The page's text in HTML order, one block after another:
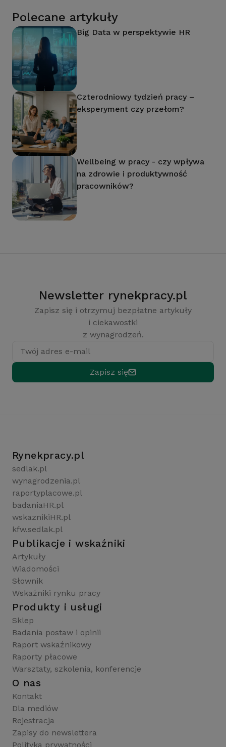
Polecane artykuły
Big Data w perspektywie HR
Czterodniowy tydzień pracy –
eksperyment czy przełom?
Wellbeing w pracy - czy wpływa
na zdrowie i produktywność
pracowników?
Newsletter rynekpracy.pl
Zapisz się i otrzymuj bezpłatne artykuły
i ciekawostki
z wynagrodzeń.
Twój adres e-mail
Zapisz się
Rynekpracy.pl
sedlak.pl
wynagrodzenia.pl
raportyplacowe.pl
badaniaHR.pl
wskaznikiHR.pl
kfw.sedlak.pl
Publikacje i wskaźniki
Artykuły
Wiadomości
Słownik
Wskaźniki rynku pracy
Produkty i usługi
Sklep
Badania postaw i opinii
Raport wskaźnikowy
Raporty płacowe
Warsztaty, szkolenia, konferencje
O nas
Kontakt
Dla mediów
Rejestracja
Zapisy do newslettera
Polityka prywatności